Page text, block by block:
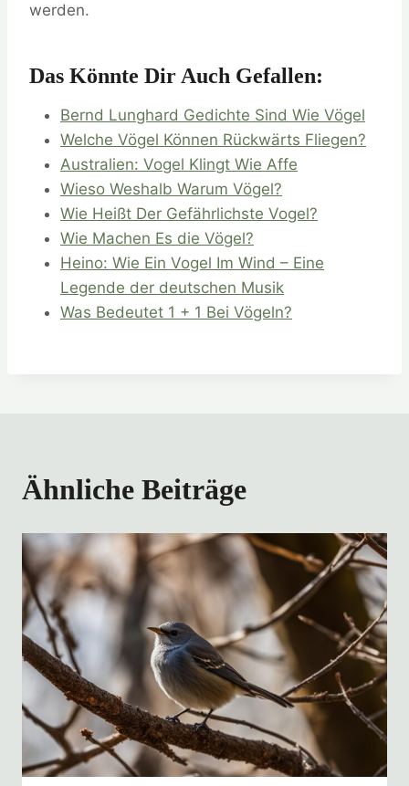
werden.
Das Könnte Dir Auch Gefallen:
Bernd Lunghard Gedichte Sind Wie Vögel
Welche Vögel Können Rückwärts Fliegen?
Australien: Vogel Klingt Wie Affe
Wieso Weshalb Warum Vögel?
Wie Heißt Der Gefährlichste Vogel?
Wie Machen Es die Vögel?
Heino: Wie Ein Vogel Im Wind – Eine
Legende der deutschen Musik
Was Bedeutet 1 + 1 Bei Vögeln?
Ähnliche Beiträge